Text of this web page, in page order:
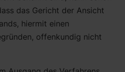
das Gericht der Ansicht
hiermit einen
offenkundig nicht